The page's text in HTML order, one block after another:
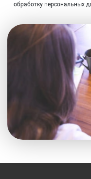
обработку персональных